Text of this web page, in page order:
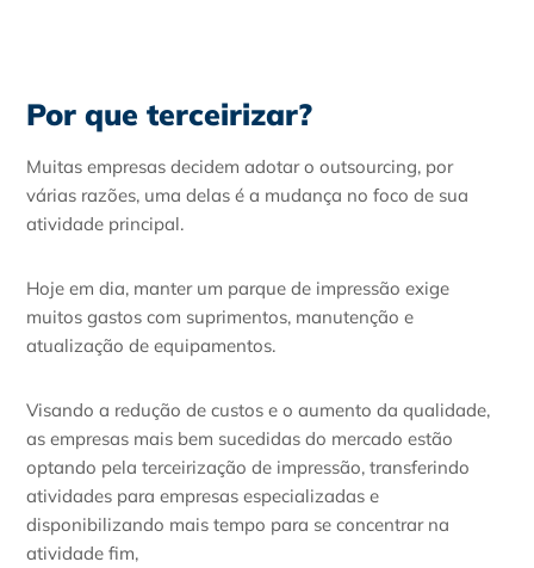
Por que terceirizar?
Muitas empresas decidem adotar o outsourcing, por
várias razões, uma delas é a mudança no foco de sua
atividade principal.
Hoje em dia, manter um parque de impressão exige
muitos gastos com suprimentos, manutenção e
atualização de equipamentos.
Visando a redução de custos e o aumento da qualidade,
as empresas mais bem sucedidas do mercado estão
optando pela terceirização de impressão, transferindo
atividades para empresas especializadas e
disponibilizando mais tempo para se concentrar na
atividade fim,